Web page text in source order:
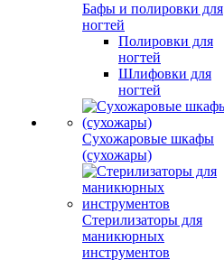
Бафы и полировки для
ногтей
Полировки для
ногтей
Шлифовки для
ногтей
Сухожаровые шкафы
(сухожары)
Стерилизаторы для
маникюрных
инструментов